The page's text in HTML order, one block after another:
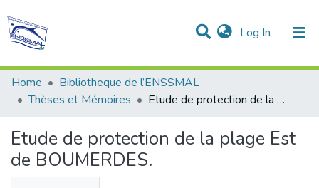
Log In (current)
Communities & Collections
Statistics
All of DSpace
Home
Bibliotheque de l’ENSSMAL
Thèses et Mémoires
Etude de protection de la plage Est de BOUMERDES.
Etude de protection de la plage Est
de BOUMERDES.